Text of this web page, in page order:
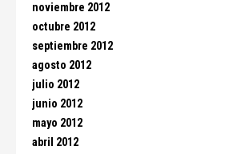
noviembre 2012
octubre 2012
septiembre 2012
agosto 2012
julio 2012
junio 2012
mayo 2012
abril 2012